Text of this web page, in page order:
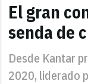
El gran
senda de
Desde Kantar
2020, liderado